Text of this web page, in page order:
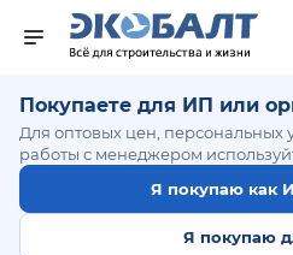
Покупаете для ИП или
Для оптовых цен, персональных
работы с менеджером
Я покупаю как
Я покупаю